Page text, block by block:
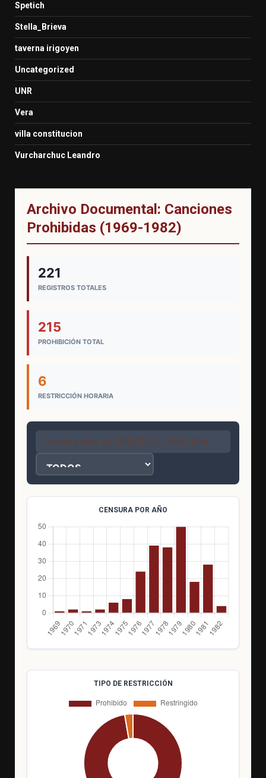
Spetich
Stella_Brieva
taverna irigoyen
Uncategorized
UNR
Vera
villa constitucion
Vurcharchuc Leandro
Archivo Documental: Canciones
Prohibidas (1969-1982)
221
REGISTROS TOTALES
215
PROHIBICIÓN TOTAL
6
RESTRICCIÓN HORARIA
CENSURA POR AÑO
TIPO DE RESTRICCIÓN